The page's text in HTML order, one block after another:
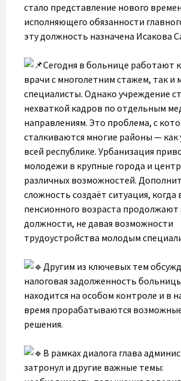
стало представление нового
исполняющего обязанности
эту должность назначена Исакова
Сегодня в больнице работают
врачи с многолетним стажем, так и
специалисты. Однако учреждение
нехваткой кадров по отдельным
направлениям. Это проблема, с
сталкиваются многие районы — как
всей республике. Урбанизация
молодежи в крупные города и
различных возможностей.
сложность создаёт ситуация, когда
пенсионного возраста продолжают
должности, не давая возможности
трудоустройства молодым
Другим из ключевых тем
налоговая задолженность
находится на особом контроле и в
время прорабатываются
решения.
В рамках диалога глава
затронул и другие важные темы: